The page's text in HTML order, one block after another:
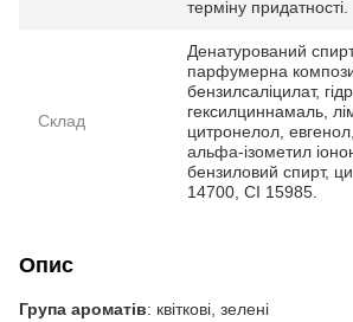
терміну придатності.
Склад
Денатурований
парфумерна
бензилсаліцилат,
гексилциннамаль,
цитронелол, евгенол,
альфа-ізометил
бензиловий спирт,
14700, CI 15985.
Опис
Група ароматів: квіткові, зелені